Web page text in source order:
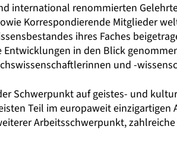
international renommierten
Korrespondierende Mitglieder
ihres Faches
in den Blick
und -
Schwerpunkt auf geistes- und
Teil im europaweit einzigartigen
Arbeitsschwerpunkt,